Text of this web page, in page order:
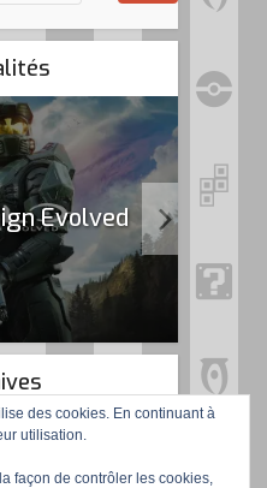
Evolved
des cookies. En continuant à
utilisation.
façon de contrôler les cookies,